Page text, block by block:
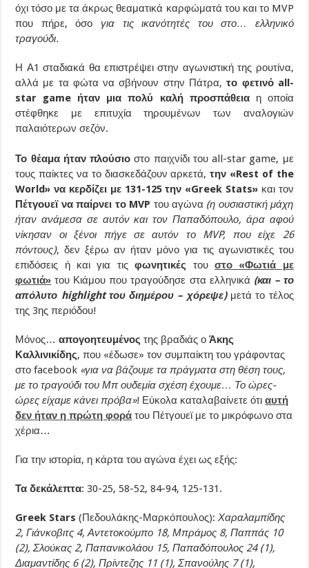
όχι τόσο με τα άκρως θεαματικά καρφώματά του και το MVP
που πήρε, όσο για τις ικανότητές του στο… ελληνικό
τραγούδι.
Η Α1 σταδιακά θα επιστρέψει στην αγωνιστική της ρουτίνα,
αλλά με τα φώτα να σβήνουν στην Πάτρα,το φετινό all-
star game ήταν μια πολύ καλή προσπάθειαη οποία
στέφθηκε με επιτυχία τηρουμένων των αναλογιών
παλαιότερων σεζόν.
Το θέαμα ήταν πλούσιο στο παιχνίδι του all-star game, με
τους παίκτες να το διασκεδάζουν αρκετά,την «Rest of the
World» να κερδίζει με 131-125 την «Greek Stats» και τον
Πέτγουεϊ να παίρνει το MVP του αγώνα (η ουσιαστική μάχη
ήταν ανάμεσα σε αυτόν και τον Παπαδόπουλο, άρα αφού
νίκησαν οι ξένοι πήγε σε αυτόν το MVP, που είχε 26
πόντους), δεν ξέρω αν ήταν μόνο για τις αγωνιστικές του
επιδόσεις ή και για τιςφωνητικές του στο «Φωτιά με
φωτιά» του Κιάμου που τραγούδησε στα ελληνικά (και – το
απόλυτο highlight του διημέρου – χόρεψε) μετά το τέλος
της 3ης περιόδου!
Μόνος…απογοητευμένοςτης βραδιάς οΆκης
Καλλινικίδης, που «έδωσε» τον συμπαίκτη του γράφοντας
στο facebook «για να βάζουμε τα πράγματα στη θέση τους,
με το τραγούδι του Μπ ουδεμία σχέση έχουμε… Το ώρες-
ώρες είχαμε κάνει πρόβα»! Εύκολα καταλαβαίνετε ότιαυτή
δεν ήταν η πρώτη φορά του Πέτγουεϊ με το μικρόφωνο στα
χέρια…
Για την ιστορία, η κάρτα του αγώνα έχει ως εξής:
Τα δεκάλεπτα: 30-25, 58-52, 84-94, 125-131.
Greek Stars (Πεδουλάκης-Μαρκόπουλος):Χαραλαμπίδης
2, Γιάνκοβιτς 4, Αντετοκούμπο 18, Μπράμος 8, Παππάς 10
(2), Σλούκας 2, Παπανικολάου 15, Παπαδόπουλος 24 (1),
Διαμαντίδης 6 (2), Πρίντεζης 11 (1), Σπανούλης 7 (1),